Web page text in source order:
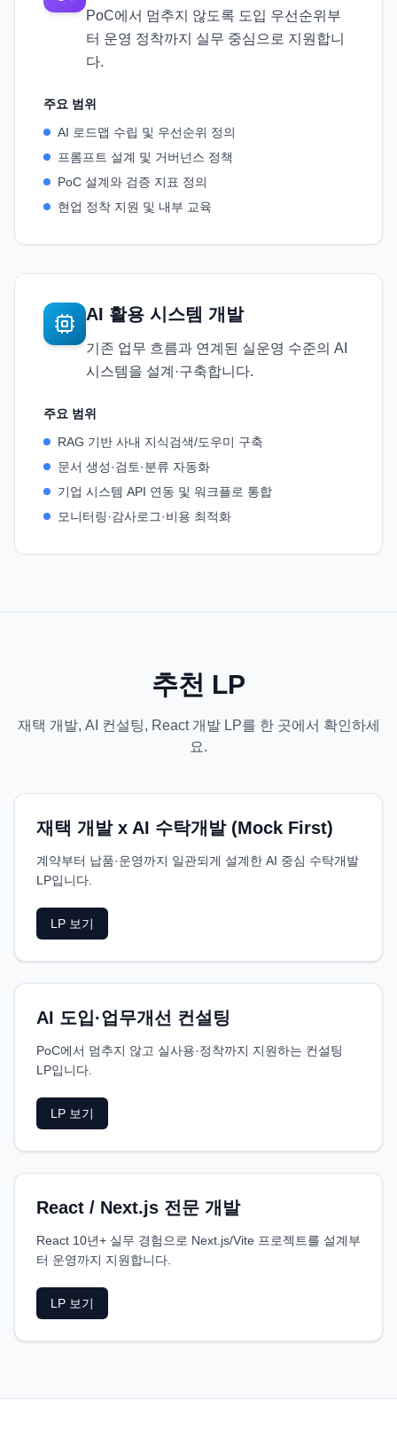
PoC에서 멈추지 않도록 도입 우선순위부
터 운영 정착까지 실무 중심으로 지원합니
다.
주요 범위
AI 로드맵 수립 및 우선순위 정의
프롬프트 설계 및 거버넌스 정책
PoC 설계와 검증 지표 정의
현업 정착 지원 및 내부 교육
AI 활용 시스템 개발
기존 업무 흐름과 연계된 실운영 수준의 AI
시스템을 설계·구축합니다.
주요 범위
RAG 기반 사내 지식검색/도우미 구축
문서 생성·검토·분류 자동화
기업 시스템 API 연동 및 워크플로 통합
모니터링·감사로그·비용 최적화
추천 LP
재택 개발, AI 컨설팅, React 개발 LP를 한 곳에서 확인하세
요.
재택 개발 x AI 수탁개발 (Mock First)
계약부터 납품·운영까지 일관되게 설계한 AI 중심 수탁개발
LP입니다.
LP 보기
AI 도입·업무개선 컨설팅
PoC에서 멈추지 않고 실사용·정착까지 지원하는 컨설팅
LP입니다.
LP 보기
React / Next.js 전문 개발
React 10년+ 실무 경험으로 Next.js/Vite 프로젝트를 설계부
터 운영까지 지원합니다.
LP 보기